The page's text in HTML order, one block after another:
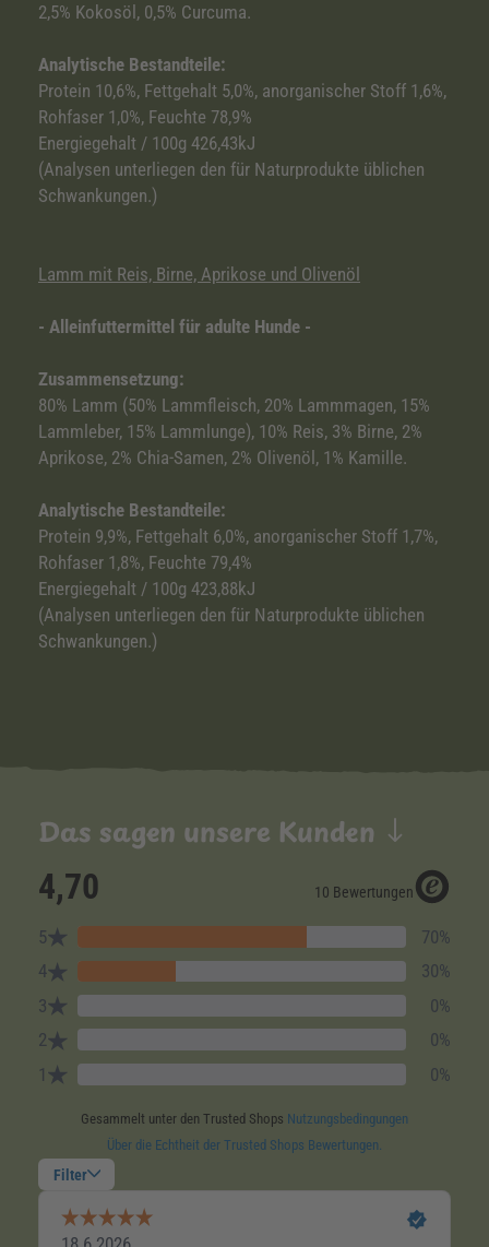
2,5% Kokosöl, 0,5% Curcuma.
Analytische Bestandteile:
Protein 10,6%, Fettgehalt 5,0%, anorganischer Stoff 1,6%,
Rohfaser 1,0%, Feuchte 78,9%
Energiegehalt / 100g 426,43kJ
(Analysen unterliegen den für Naturprodukte üblichen
Schwankungen.)
Lamm mit Reis, Birne, Aprikose und Olivenöl
- Alleinfuttermittel für adulte Hunde -
Zusammensetzung:
80% Lamm (50% Lammfleisch, 20% Lammmagen, 15%
Lammleber, 15% Lammlunge), 10% Reis, 3% Birne, 2%
Aprikose, 2% Chia-Samen, 2% Olivenöl, 1% Kamille.
Analytische Bestandteile:
Protein 9,9%, Fettgehalt 6,0%, anorganischer Stoff 1,7%,
Rohfaser 1,8%, Feuchte 79,4%
Energiegehalt / 100g 423,88kJ
(Analysen unterliegen den für Naturprodukte üblichen
Schwankungen.)
Das sagen unsere Kunden